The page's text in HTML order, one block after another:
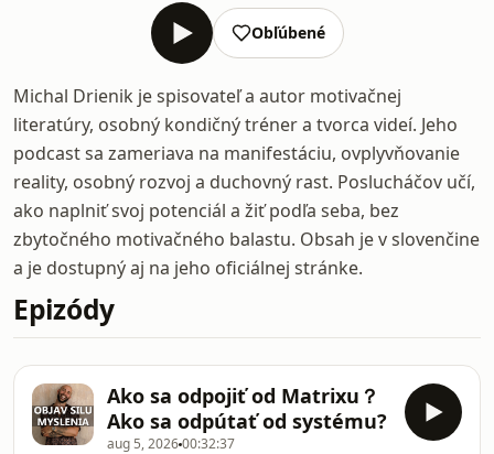
Obľúbené
Michal Drienik je spisovateľ a autor motivačnej
literatúry, osobný kondičný tréner a tvorca videí. Jeho
podcast sa zameriava na manifestáciu, ovplyvňovanie
reality, osobný rozvoj a duchovný rast. Poslucháčov učí,
ako naplniť svoj potenciál a žiť podľa seba, bez
zbytočného motivačného balastu. Obsah je v slovenčine
a je dostupný aj na jeho oficiálnej stránke.
Epizódy
Ako sa odpojiť od Matrixu？
Ako sa odpútať od systému?
aug 5, 202600:32:37